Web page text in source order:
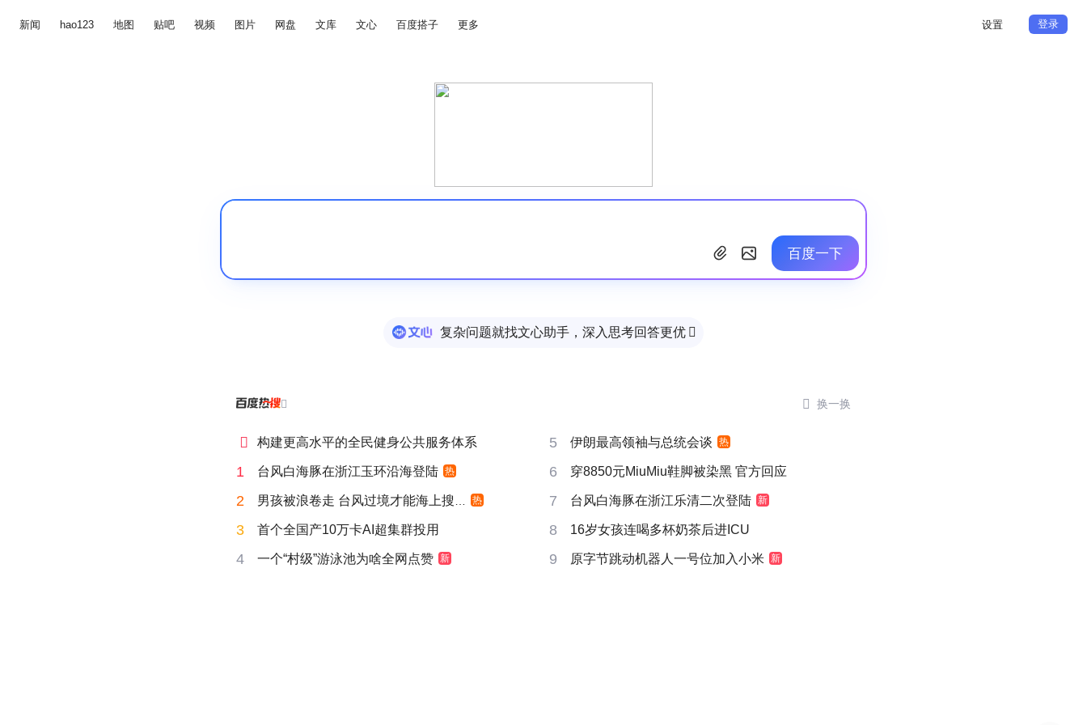
新闻 hao123 地图 贴吧 视频 图片 网盘 文库 文心 百度搭子 更多 设置 登录
百度一下
复杂问题就找文心助手，深入思考回答更优 
  换一换
 构建更高水平的全民健身公共服务体系 5 伊朗最高领袖与总统会谈 热
1 台风白海豚在浙江玉环沿海登陆 热 6 穿8850元MiuMiu鞋脚被染黑 官方回应
2 男孩被浪卷走 台风过境才能海上搜寻 热 7 台风白海豚在浙江乐清二次登陆 新
3 首个全国产10万卡AI超集群投用 8 16岁女孩连喝多杯奶茶后进ICU
4 一个“村级”游泳池为啥全网点赞 新 9 原字节跳动机器人一号位加入小米 新